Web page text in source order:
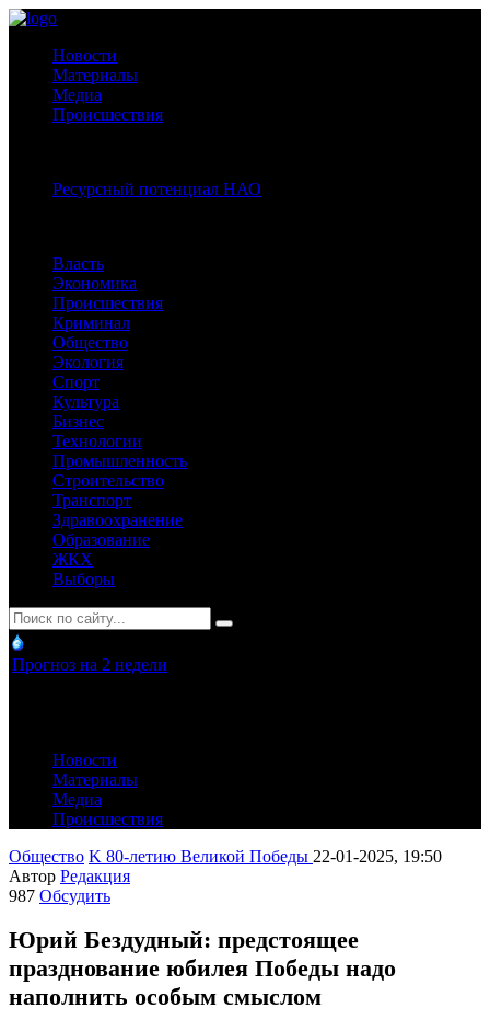
Новости
Материалы
Медиа
Происшествия
Ресурсный потенциал НАО
Власть
Экономика
Происшествия
Криминал
Общество
Экология
Спорт
Культура
Бизнес
Технологии
Промышленность
Строительство
Транспорт
Здравоохранение
Образование
ЖКХ
Выборы
Прогноз на 2 недели
Новости
Материалы
Медиа
Происшествия
Общество K 80-летию Великой Победы 22-01-2025, 19:50
Автор Редакция
987 Обсудить
Юрий Бездудный: предстоящее
празднование юбилея Победы надо
наполнить особым смыслом